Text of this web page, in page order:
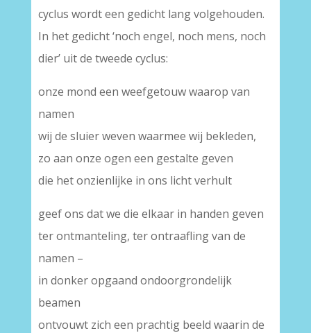
cyclus wordt een gedicht lang volgehouden.
In het gedicht ‘noch engel, noch mens, noch
dier’ uit de tweede cyclus:
onze mond een weefgetouw waarop van
namen
wij de sluier weven waarmee wij bekleden,
zo aan onze ogen een gestalte geven
die het onzienlijke in ons licht verhult
geef ons dat we die elkaar in handen geven
ter ontmanteling, ter ontraafling van de
namen –
in donker opgaand ondoorgrondelijk
beamen
ontvouwt zich een prachtig beeld waarin de